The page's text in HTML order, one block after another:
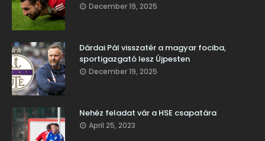
December 19, 2025
Dárdai Pál visszatér a magyar fociba,
sportigazgató lesz Újpesten
December 19, 2025
Nehéz feladat vár a HSE csapatára
April 25, 2023